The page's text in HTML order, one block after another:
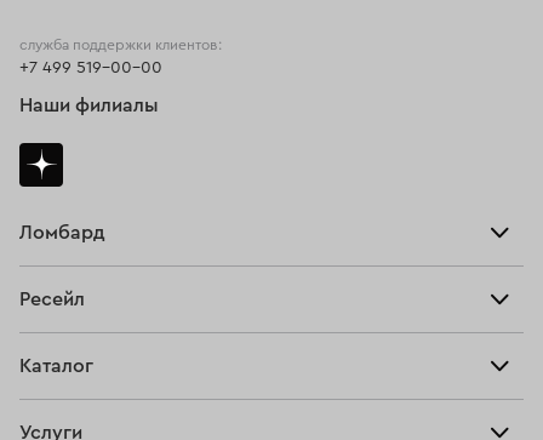
Ломбард
Тарифы
Ресейл
Каталог
Услуги
служба поддержки клиентов:
+7 499 519-00-00
Наши филиалы